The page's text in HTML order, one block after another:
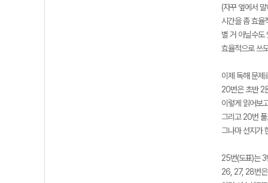
(자꾸 옆에서
시간을 좀 효율
별 거 아닐수도
효율적으로 쓰
이제 독해 문제
20번은 초반 2
이렇게 읽어보
그리고 20번
그나마 선지가
25번(도표)는
26, 27, 28번은